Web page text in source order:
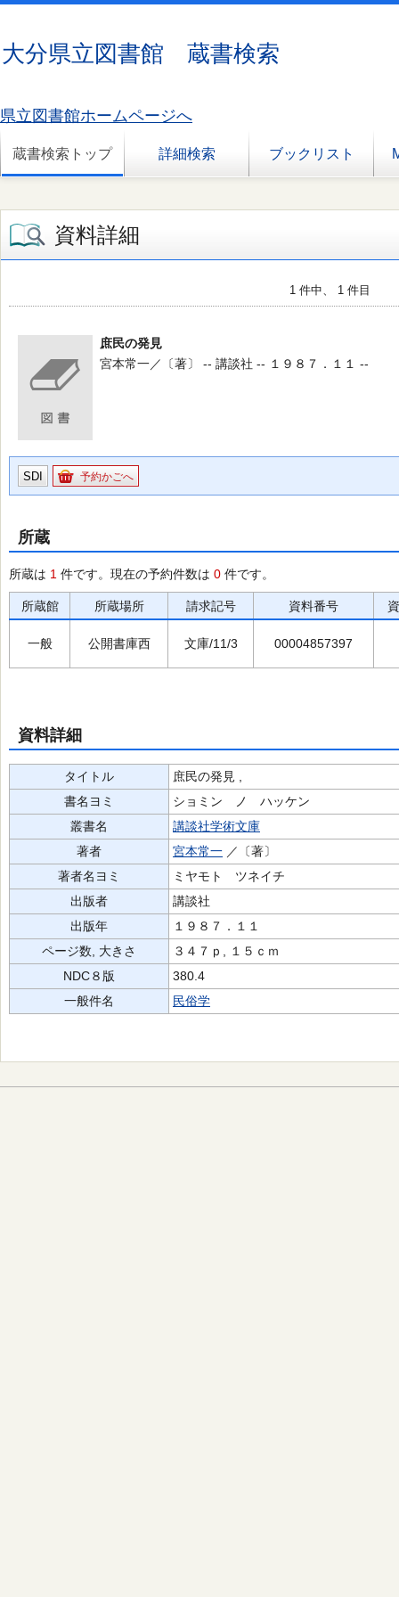
大分県立図書館 蔵書検索
県立図書館ホームページへ
蔵書検索トップ 詳細検索 ブックリスト
資料詳細
1 件中、 1 件目
庶民の発見
宮本常一／〔著〕 -- 講談社 -- １９８７．１１ --
SDI 予約かごへ
所蔵
所蔵は 1 件です。現在の予約件数は 0 件です。
所蔵館 所蔵場所 請求記号 資料番号
一般 公開書庫西 文庫/11/3 00004857397
資料詳細
タイトル
庶民の発見 ,
書名ヨミ
ショミン ノ ハッケン
叢書名
講談社学術文庫
著者
宮本常一 ／〔著〕
著者名ヨミ
ミヤモト ツネイチ
出版者
講談社
出版年
１９８７．１１
ページ数, 大きさ
３４７ｐ, １５ｃｍ
NDC８版
380.4
一般件名
民俗学